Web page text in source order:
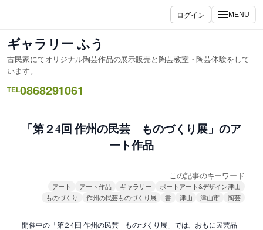
ス
キ
ッ
プ
ログイン MENU
ギャラリー ふう
古民家にてオリジナル陶芸作品の展示販売と陶芸教室・陶芸体験をして
います。
TEL0868291061
「第２4回 作州の民芸 ものづくり展」のア
ート作品
この記事のキーワード
アート アート作品 ギャラリー
ポートアート&デザイン津山
ものづくり
作州の民芸ものづくり展 書 津山 津山市 陶芸
開催中の「第２4回 作州の民芸 ものづくり展」では、おもに民芸品